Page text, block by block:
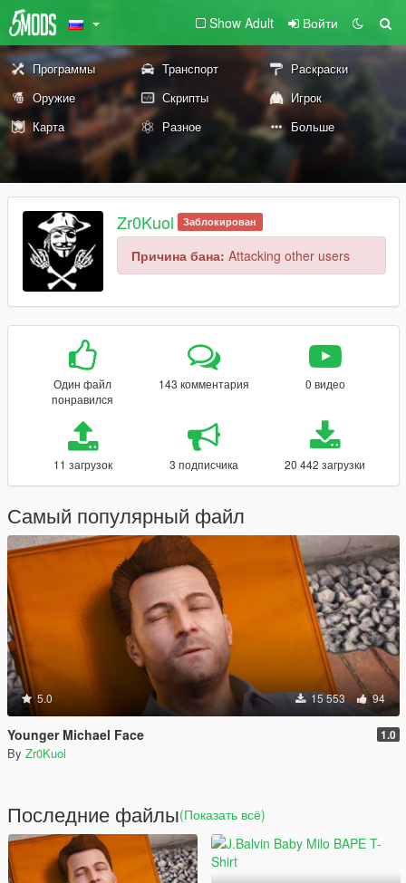
Show Adult Войти
Программы Транспорт
Раскраски
Оружие
Скрипты
Игрок
Карта
Разное Больше
Zr0Kuol Заблокирован
Причина бана: Attacking other users
Один файл
понравился
143 комментария 0 видео
11 загрузок 3 подписчика 20 442 загрузки
Самый популярный файл
5.0 15 553 94
Younger Michael Face 1.0
By Zr0Kuol
Последние файлы(Показать всё)